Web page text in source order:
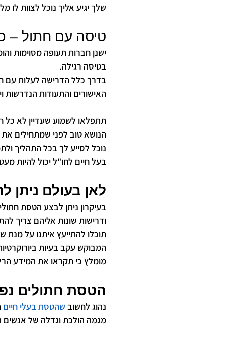
שלך יגיע אליך נוכל לצוות
טיסה עם חתול –
ישנן חברות תעופה מסוימות
בטיסה רגילה.
האישורים והתעודות הנדרשות
תתפלאו לשמוע שעדיין לא
הנושא טוב לפני שמתחילים את
נוכל לסייע לך בכל התהליך
בעל חיים לחו"ל יכול להיות
לאן בעולם ניתן
בעיקרון ניתן לבצע הטסת
ודרישות שונות אליהם צריך
תוכלו להתייעץ איתנו על
המבוקש עקב בעיות
מומלץ כי תקראו את המידע
הטסת חתולים
נהוג לחשוב שהטסת בעלי חיים
מגמה הולכת וגדלה של אנשים